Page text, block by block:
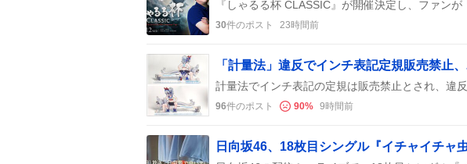
30件のポスト 23時間前
96件のポスト 90% 9時間前